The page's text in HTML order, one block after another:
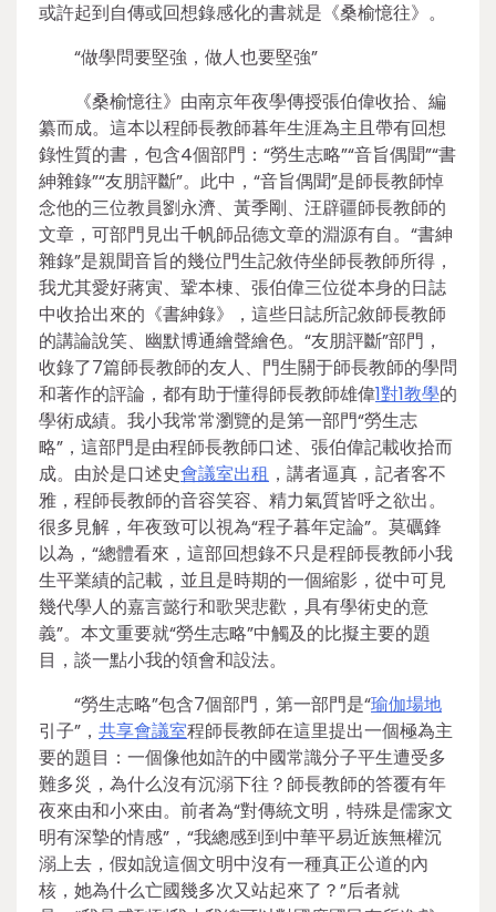
或許起到自傳或回想錄感化的書就是《桑榆憶往》。
“做學問要堅強，做人也要堅強”
《桑榆憶往》由南京年夜學傳授張伯偉收拾、編
纂而成。這本以程師長教師暮年生涯為主且帶有回想
錄性質的書，包含4個部門：“勞生志略”“音旨偶聞”“書
紳雜錄”“友朋評斷”。此中，“音旨偶聞”是師長教師悼
念他的三位教員劉永濟、黃季剛、汪辟疆師長教師的
文章，可部門見出千帆師品德文章的淵源有自。“書紳
雜錄”是親聞音旨的幾位門生記敘侍坐師長教師所得，
我尤其愛好蔣寅、鞏本棟、張伯偉三位從本身的日誌
中收拾出來的《書紳錄》，這些日誌所記敘師長教師
的講論說笑、幽默博通繪聲繪色。“友朋評斷”部門，
收錄了7篇師長教師的友人、門生關于師長教師的學問
和著作的評論，都有助于懂得師長教師雄偉1對1教學的
學術成績。我小我常常瀏覽的是第一部門“勞生志
略”，這部門是由程師長教師口述、張伯偉記載收拾而
成。由於是口述史會議室出租 ，講者逼真，記者客不
雅，程師長教師的音容笑容、精力氣質皆呼之欲出。
很多見解，年夜致可以視為“程子暮年定論”。莫礪鋒
以為，“總體看來，這部回想錄不只是程師長教師小我
生平業績的記載，並且是時期的一個縮影，從中可見
幾代學人的嘉言懿行和歌哭悲歡，具有學術史的意
義”。本文重要就“勞生志略”中觸及的比擬主要的題
目，談一點小我的領會和設法。
“勞生志略”包含7個部門，第一部門是“瑜伽場地
引子”， 共享會議室程師長教師在這里提出一個極為主
要的題目：一個像他如許的中國常識分子平生遭受多
難多災，為什么沒有沉溺下往？師長教師的答覆有年
夜來由和小來由。前者為“對傳統文明，特殊是儒家文
明有深摯的情感”，“我總感到到中華平易近族無權沉
溺上去，假如說這個文明中沒有一種真正公道的內
核，她為什么亡國幾多次又站起來了？”后者就